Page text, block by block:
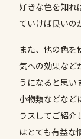
好きな色を知れ
ていけば良いの
また、他の色を
気への効果など
うになると思い
小物類などなど
ラスしてご紹介
はとても有益な